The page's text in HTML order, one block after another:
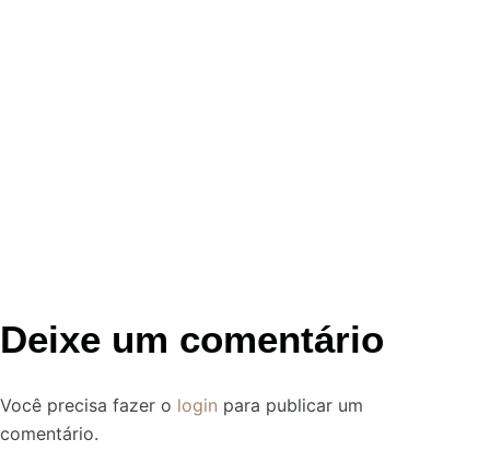
Deixe um comentário
Você precisa fazer o login para publicar um
comentário.